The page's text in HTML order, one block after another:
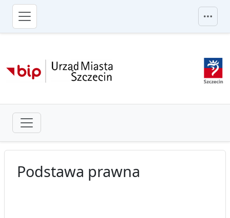
przejdź do głównego menu
Podstawa prawna